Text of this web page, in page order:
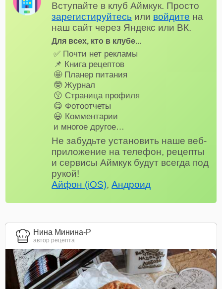
Вступайте в клуб Аймкук. Просто
зарегистируйтесь или войдите на
наш сайт через Яндекс или ВК.
Для всех, кто в клубе...
✅ Почти нет рекламы
📌 Книга рецептов
🤩 Планер питания
🤓 Журнал
😗 Страница профиля
😋 Фотоотчеты
😃 Комментарии
и многое другое…
Не забудьте установить наше веб-
приложение на телефон, рецепты
и сервисы Аймкук будут всегда под
рукой!
Айфон (iOS),Андроид
Нина Минина-Р
автор рецепта